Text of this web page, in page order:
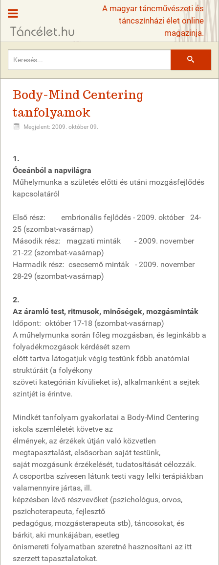
A magyar táncművészeti és
táncszínházi élet online
magazinja.
Body-Mind Centering
tanfolyamok
Megjelent: 2009. október 09.
1.
Óceánból a napvilágra
Műhelymunka a születés előtti és utáni mozgásfejlődés
kapcsolatáról
Első rész: embrionális fejlődés - 2009. október 24-
25 (szombat-vasárnap)
Második rész: magzati minták - 2009. november
21-22 (szombat-vasárnap)
Harmadik rész: csecsemő minták - 2009. november
28-29 (szombat-vasárnap)
2.
Az áramló test, ritmusok, minőségek, mozgásminták
Időpont: október 17-18 (szombat-vasárnap)
A műhelymunka során főleg mozgásban, és leginkább a
folyadékmozgások kérdését szem
előtt tartva látogatjuk végig testünk főbb anatómiai
struktúráit (a folyékony
szöveti kategórián kívülieket is), alkalmanként a sejtek
szintjét is érintve.
Mindkét tanfolyam gyakorlatai a Body-Mind Centering
iskola szemléletét követve az
élmények, az érzékek útján való közvetlen
megtapasztalást, elsősorban saját testünk,
saját mozgásunk érzékelését, tudatosítását célozzák.
A csoportba szívesen látunk testi vagy lelki terápiákban
valamennyire jártas, ill.
képzésben lévő részvevőket (pszichológus, orvos,
pszichoterapeuta, fejlesztő
pedagógus, mozgásterapeuta stb), táncosokat, és
bárkit, aki munkájában, esetleg
önismereti folyamatban szeretné hasznosítani az itt
szerzett tapasztalatokat.